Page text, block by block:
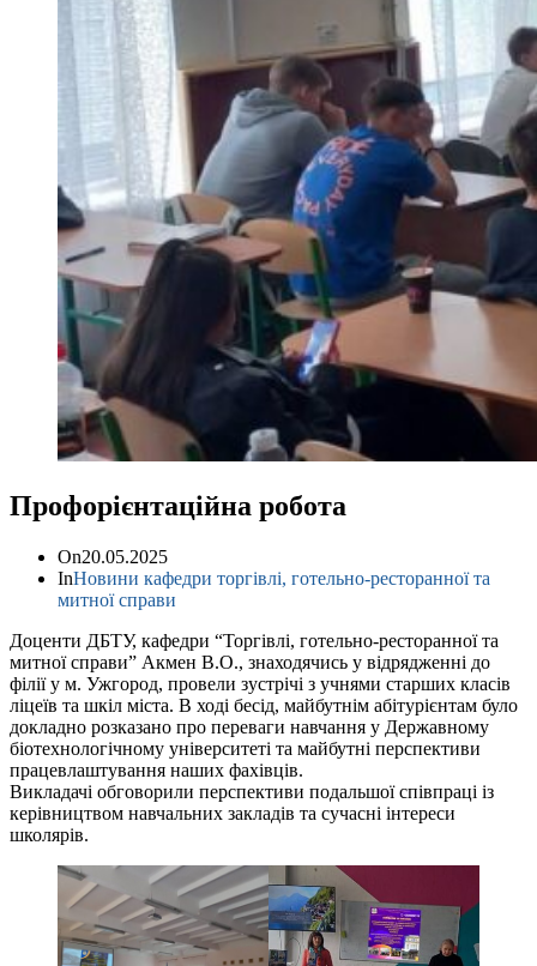
Профорієнтаційна робота
On20.05.2025
InНовини кафедри торгівлі, готельно-ресторанної та
митної справи
Доценти ДБТУ, кафедри “Торгівлі, готельно-ресторанної та
митної справи” Акмен В.О., знаходячись у відрядженні до
філії у м. Ужгород, провели зустрічі з учнями старших класів
ліцеїв та шкіл міста. В ході бесід, майбутнім абітурієнтам було
докладно розказано про переваги навчання у Державному
біотехнологічному університеті та майбутні перспективи
працевлаштування наших фахівців.
Викладачі обговорили перспективи подальшої співпраці із
керівництвом навчальних закладів та сучасні інтереси
школярів.